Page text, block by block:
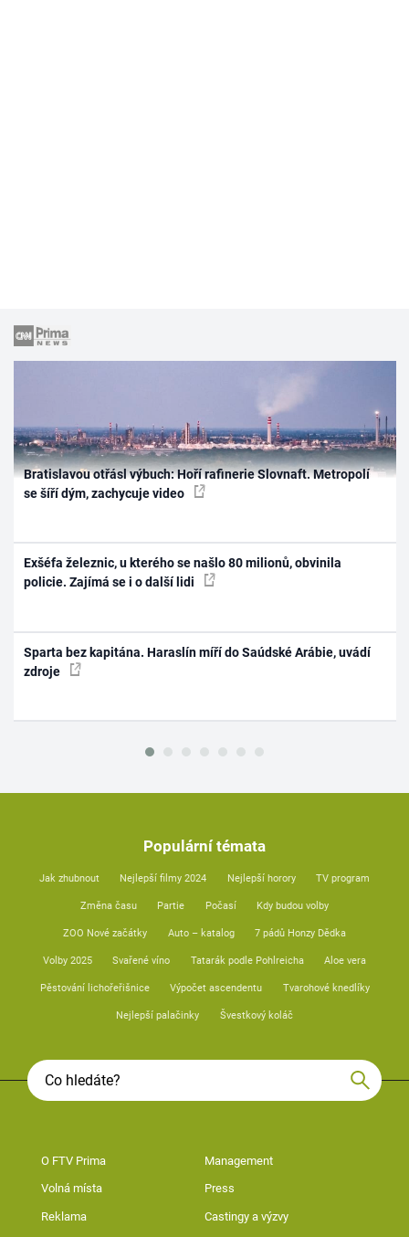
Bratislavou otřásl výbuch: Hoří rafinerie Slovnaft. Metropolí
se šíří dým, zachycuje video
Exšéfa železnic, u kterého se našlo 80 milionů, obvinila
policie. Zajímá se i o další lidi
Sparta bez kapitána. Haraslín míří do Saúdské Arábie, uvádí
zdroje
Populární témata
Jak zhubnout Nejlepší filmy 2024 Nejlepší horory TV program
Změna času Partie Počasí Kdy budou volby
ZOO Nové začátky Auto – katalog 7 pádů Honzy Dědka
Volby 2025 Svařené víno Tatarák podle Pohlreicha Aloe vera
Pěstování lichořeřišnice Výpočet ascendentu Tvarohové knedlíky
Nejlepší palačinky Švestkový koláč
O FTV Prima Management
Volná místa Press
Reklama Castingy a výzvy